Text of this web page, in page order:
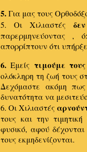
5.Για μας τους
5. Οι Χιλιαστές
παρερμηνεύοντας ,
απορρίπτουν ότι
6. Εμείς τιμούμε
ολόκληρη τη ζωή τους
Δεχόμαστε ακόμη
δυνατότητα να
6. Οι Χιλιαστές
τους και την
φυσικό, αφού
τους εκμηδενίζονται.